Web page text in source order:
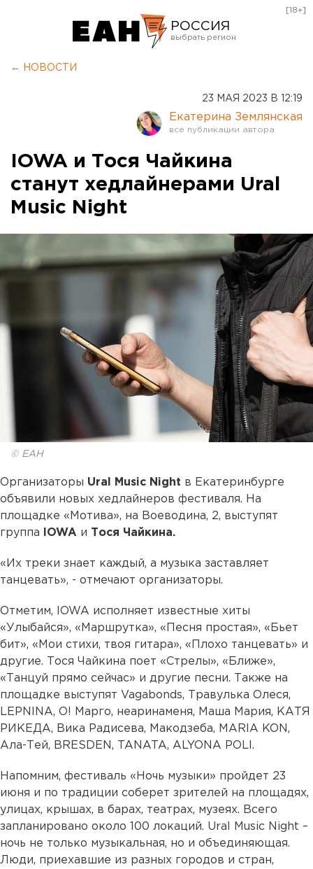
РОССИЯ
Оренбург
[18+]
← НОВОСТИ
23 МАЯ 2023 В 12:19
Екатерина Землянская
IOWA и Тося Чайкина
станут хедлайнерами Ural
Music Night
© ЕАН
Организаторы Ural Music Night в Екатеринбурге
объявили новых хедлайнеров фестиваля. На
площадке «Мотива», на Воеводина, 2, выступят
группа IOWA и Тося Чайкина.
«Их треки знает каждый, а музыка заставляет
танцевать», - отмечают организаторы.
Отметим, IOWA исполняет известные хиты
«Улыбайся», «Маршрутка», «Песня простая», «Бьет
бит», «Мои стихи, твоя гитара», «Плохо танцевать» и
другие. Тося Чайкина поет «Стрелы», «Ближе»,
«Танцуй прямо сейчас» и другие песни. Также на
площадке выступят Vagabonds, Травулька Олеся,
LEPNINA, О! Марго, неаринаменя, Маша Мария, КАТЯ
РИКЕДА, Вика Радисева, Макодзеба, MARIA KON,
Ала-Тей, BRESDEN, TANATA, ALYONA POLI.
Напомним, фестиваль «Ночь музыки» пройдет 23
июня и по традиции соберет зрителей на площадях,
улицах, крышах, в барах, театрах, музеях. Всего
запланировано около 100 локаций. Ural Music Night –
ночь не только музыкальная, но и объединяющая.
Люди, приехавшие из разных городов и стран,